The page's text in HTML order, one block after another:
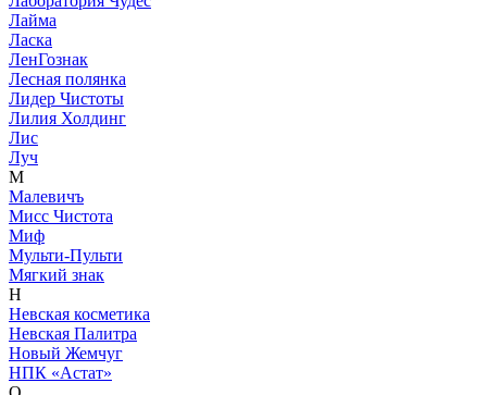
Лайма
Ласка
ЛенГознак
Лесная полянка
Лидер Чистоты
Лилия Холдинг
Лис
Луч
М
Малевичъ
Мисс Чистота
Миф
Мульти-Пульти
Мягкий знак
Н
Невская косметика
Невская Палитра
Новый Жемчуг
НПК «Астат»